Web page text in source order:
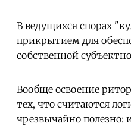
В ведущихся спорах
прикрытием для
собственной
Вообще освоение
тех, что считаются
чрезвычайно полезно: